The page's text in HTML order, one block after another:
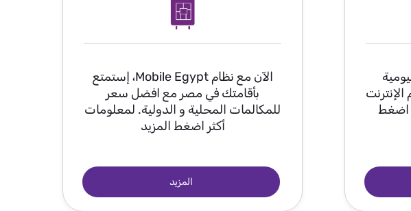
اضغط
الآن مع نظام Mobile Egypt، إستمتع
بأقامتك في مصر مع افضل سعر
للمكالمات المحلية و الدولية. لمعلومات
أكثر اضغط المزيد
المزيد